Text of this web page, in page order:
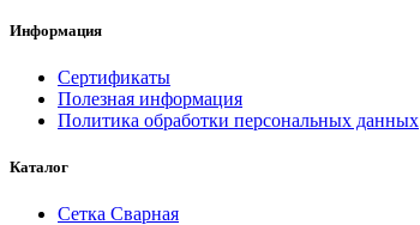
Информация
Сертификаты
Полезная информация
Политика обработки персональных данных
Каталог
Сетка Сварная